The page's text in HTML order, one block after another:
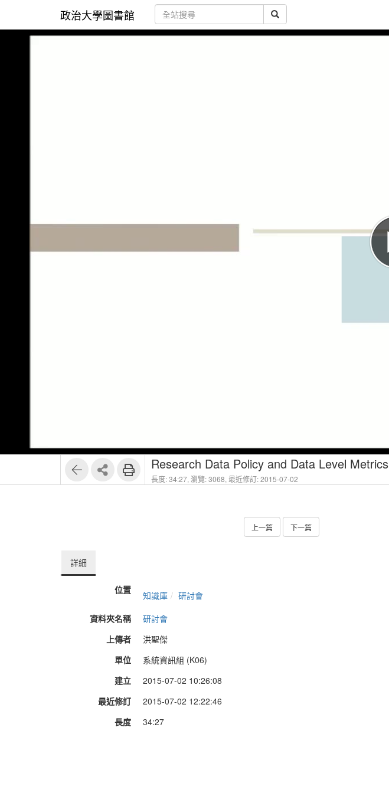
政治大學圖書館
Research Data Policy and Data Level Metrics
長度: 34:27, 瀏覽: 3068, 最近修訂: 2015-07-02
上一篇 下一篇
詳細
位置 知識庫
研討會
資料夾名稱
研討會
上傳者
洪聖傑
單位
系統資訊組 (K06)
建立
2015-07-02 10:26:08
最近修訂
2015-07-02 12:22:46
長度
34:27